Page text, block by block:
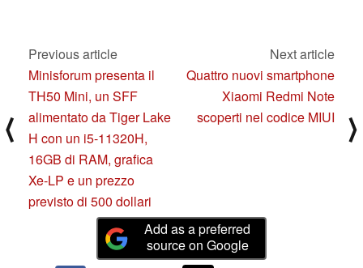
⟨
Previous article
Minisforum presenta il
TH50 Mini, un SFF
alimentato da Tiger Lake
H con un i5-11320H,
16GB di RAM, grafica
Xe-LP e un prezzo
previsto di 500 dollari
Next article
Quattro nuovi smartphone
Xiaomi Redmi Note
scoperti nel codice MIUI
⟩
Add as a preferred
source on Google